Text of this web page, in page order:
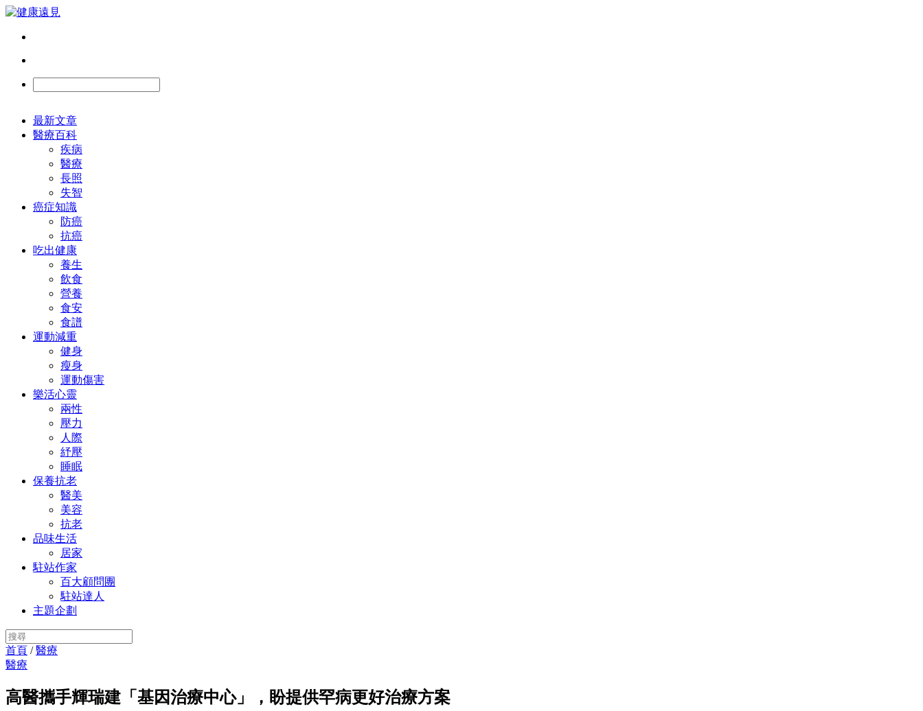
最新文章
醫療百科
疾病
醫療
長照
失智
癌症知識
防癌
抗癌
吃出健康
養生
飲食
營養
食安
食譜
運動減重
健身
瘦身
運動傷害
樂活心靈
兩性
壓力
人際
紓壓
睡眠
保養抗老
醫美
美容
抗老
品味生活
居家
駐站作家
百大顧問團
駐站達人
主題企劃
首頁 /醫療
醫療
高醫攜手輝瑞建「基因治療中心」，盼提供罕病更好治療方案